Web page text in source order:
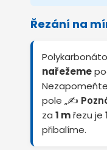
Řezání na
nařežeme
pole „✍️
za 1 mřezu je
přibalíme.